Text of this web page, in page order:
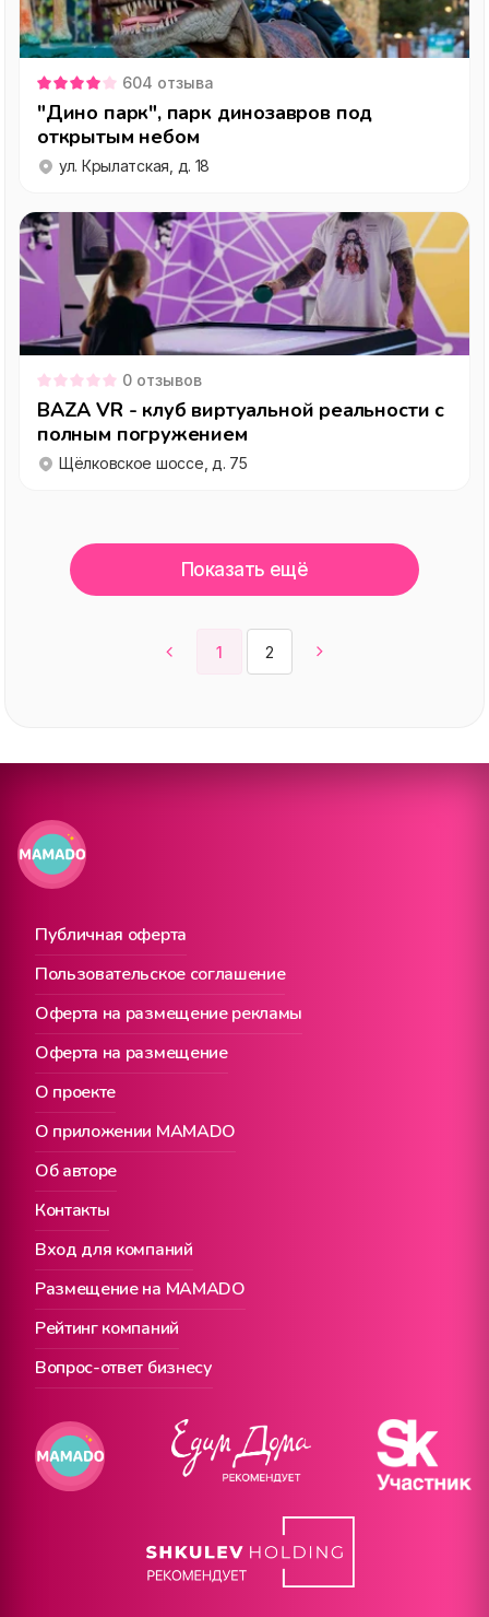
604 отзыва
"Дино парк", парк динозавров под
открытым небом
ул. Крылатская, д. 18
0 отзывов
BAZA VR - клуб виртуальной реальности с
полным погружением
Щёлковское шоссе, д. 75
1 2
Показать ещё
Публичная оферта
О проекте
Вход для компаний
Пользовательское соглашение
О приложении MAMADO
Размещение на MAMADO
Оферта на размещение рекламы
Об авторе
Рейтинг компаний
Оферта на размещение
Контакты
Вопрос-ответ бизнесу